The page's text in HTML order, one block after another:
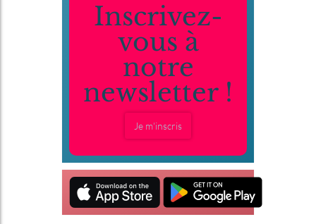
Inscrivez-
vous à
notre
newsletter !
Je m'inscris